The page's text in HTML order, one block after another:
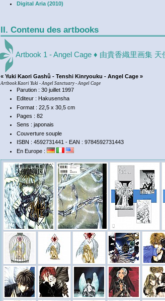
Digital Aria (2010)
II. Contenu des artbooks
Artbook 1 - Angel Cage ♦ 由貴香織里画集
« Yuki Kaori Gashû - Tenshi Kinryouku - Angel Cage »
Artbook Kaori Yuki - Angel Sanctuary - Angel Cage
Parution : 30 juillet 1997
Editeur : Hakusensha
Format : 22,5 x 30,5 cm
Pages : 82
Sens : japonais
Couverture souple
ISBN : 4592731441 - EAN : 9784592731443
En Europe :